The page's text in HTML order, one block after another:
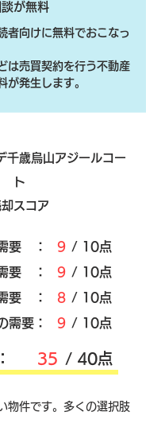
が無料
者向けに無料でおこなっ
は売買契約を行う不動産
が発生します。
千歳烏山アジールコー
ト
スコア
要 ： 9 / 10点
要 ：
9 / 10点
要 ：
8 / 10点
需要：
9 / 10点
35 / 40点
物件です。多くの選択肢